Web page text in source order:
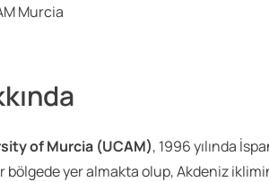
Murcia
of Murcia (UCAM), 1996 yılında
bölgede yer almakta olup, Akdeniz